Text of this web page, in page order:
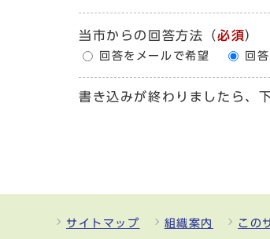
当市からの回答方法 （必須）
回答をメールで希望 回
書き込みが終わりましたら、
サイトマップ 組織案内
この